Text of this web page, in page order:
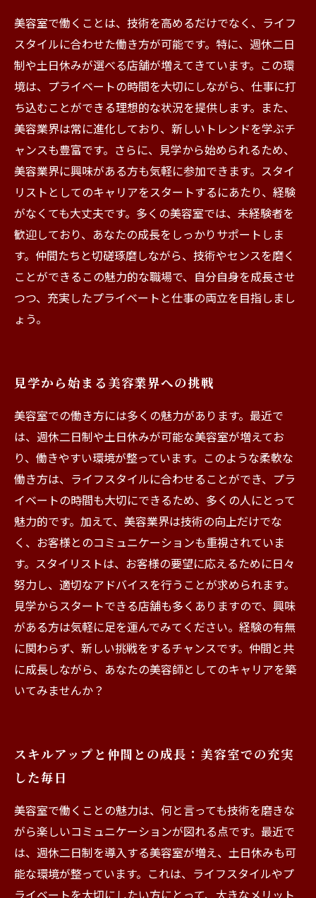
美容室で働くことは、技術を高めるだけでなく、ライフ
スタイルに合わせた働き方が可能です。特に、週休二日
制や土日休みが選べる店舗が増えてきています。この環
境は、プライベートの時間を大切にしながら、仕事に打
ち込むことができる理想的な状況を提供します。また、
美容業界は常に進化しており、新しいトレンドを学ぶチ
ャンスも豊富です。さらに、見学から始められるため、
美容業界に興味がある方も気軽に参加できます。スタイ
リストとしてのキャリアをスタートするにあたり、経験
がなくても大丈夫です。多くの美容室では、未経験者を
歓迎しており、あなたの成長をしっかりサポートしま
す。仲間たちと切磋琢磨しながら、技術やセンスを磨く
ことができるこの魅力的な職場で、自分自身を成長させ
つつ、充実したプライベートと仕事の両立を目指しまし
ょう。
見学から始まる美容業界への挑戦
美容室での働き方には多くの魅力があります。最近で
は、週休二日制や土日休みが可能な美容室が増えてお
り、働きやすい環境が整っています。このような柔軟な
働き方は、ライフスタイルに合わせることができ、プラ
イベートの時間も大切にできるため、多くの人にとって
魅力的です。加えて、美容業界は技術の向上だけでな
く、お客様とのコミュニケーションも重視されていま
す。スタイリストは、お客様の要望に応えるために日々
努力し、適切なアドバイスを行うことが求められます。
見学からスタートできる店舗も多くありますので、興味
がある方は気軽に足を運んでみてください。経験の有無
に関わらず、新しい挑戦をするチャンスです。仲間と共
に成長しながら、あなたの美容師としてのキャリアを築
いてみませんか？
スキルアップと仲間との成長：美容室での充実
した毎日
美容室で働くことの魅力は、何と言っても技術を磨きな
がら楽しいコミュニケーションが図れる点です。最近で
は、週休二日制を導入する美容室が増え、土日休みも可
能な環境が整っています。これは、ライフスタイルやプ
ライベートを大切にしたい方にとって、大きなメリット